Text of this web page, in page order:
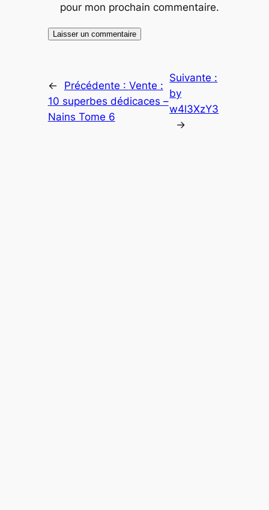
pour mon prochain commentaire.
← Précédente : Vente :
10 superbes dédicaces –
Nains Tome 6
Suivante :
by
w4l3XzY3
→